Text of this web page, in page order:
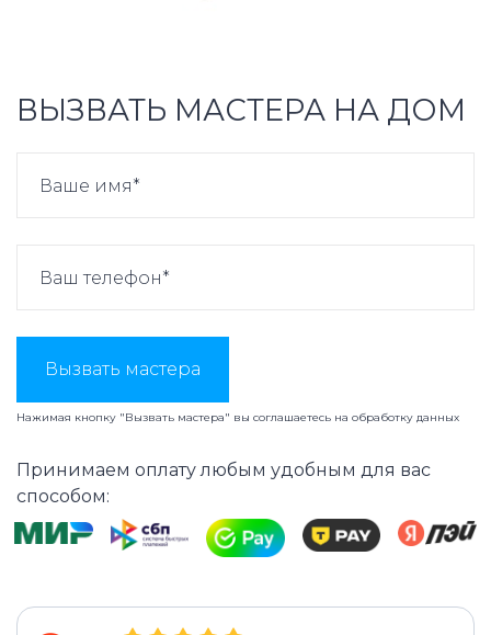
ВЫЗВАТЬ МАСТЕРА НА ДОМ
Вызвать мастера
Нажимая кнопку "Вызвать мастера" вы соглашаетесь на обработку данных
Принимаем оплату любым удобным для вас
способом: